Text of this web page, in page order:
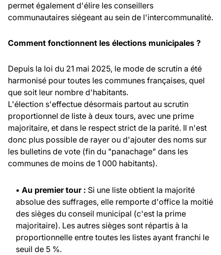
permet également d'élire les conseillers
communautaires siégeant au sein de l'intercommunalité.
Comment fonctionnent les élections municipales ?
Depuis la loi du 21 mai 2025, le mode de scrutin a été
harmonisé pour toutes les communes françaises, quel
que soit leur nombre d'habitants.
L'élection s'effectue désormais partout au scrutin
proportionnel de liste à deux tours, avec une prime
majoritaire, et dans le respect strict de la parité. Il n'est
donc plus possible de rayer ou d'ajouter des noms sur
les bulletins de vote (fin du "panachage" dans les
communes de moins de 1 000 habitants).
• Au premier tour : Si une liste obtient la majorité
absolue des suffrages, elle remporte d'office la moitié
des sièges du conseil municipal (c'est la prime
majoritaire). Les autres sièges sont répartis à la
proportionnelle entre toutes les listes ayant franchi le
seuil de 5 %.